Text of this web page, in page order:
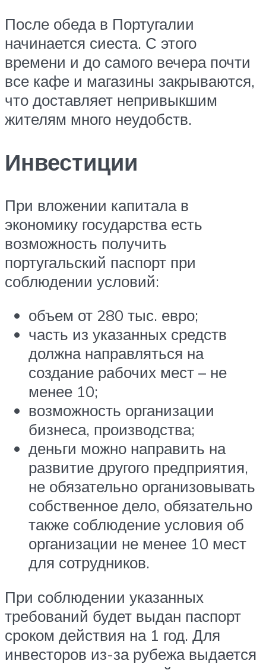
После обеда в Португалии
начинается сиеста. С этого
времени и до самого вечера почти
все кафе и магазины закрываются,
что доставляет непривыкшим
жителям много неудобств.
Инвестиции
При вложении капитала в
экономику государства есть
возможность получить
португальский паспорт при
соблюдении условий:
объем от 280 тыс. евро;
часть из указанных средств
должна направляться на
создание рабочих мест – не
менее 10;
возможность организации
бизнеса, производства;
деньги можно направить на
развитие другого предприятия,
не обязательно организовывать
собственное дело, обязательно
также соблюдение условия об
организации не менее 10 мест
для сотрудников.
При соблюдении указанных
требований будет выдан паспорт
сроком действия на 1 год. Для
инвесторов из-за рубежа выдается